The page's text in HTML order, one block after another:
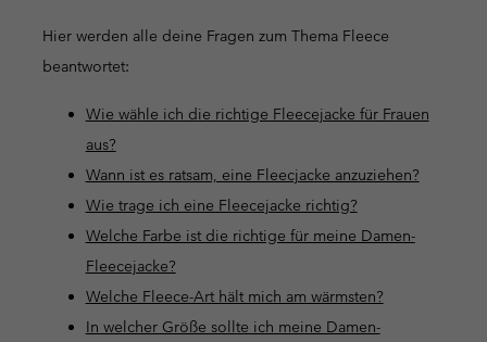
Hier werden alle deine Fragen zum Thema Fleece
beantwortet:
Wie wähle ich die richtige Fleecejacke für Frauen
aus?
Wann ist es ratsam, eine Fleecjacke anzuziehen?
Wie trage ich eine Fleecejacke richtig?
Welche Farbe ist die richtige für meine Damen-
Fleecejacke?
Welche Fleece-Art hält mich am wärmsten?
In welcher Größe sollte ich meine Damen-